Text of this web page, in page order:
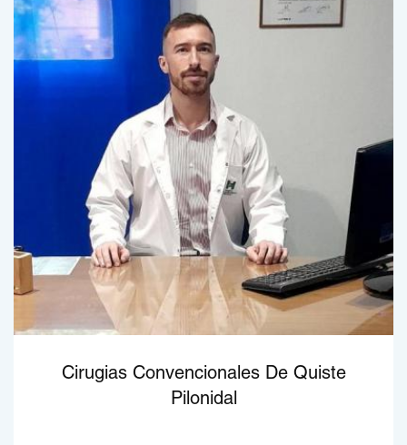
Cirugias Convencionales De Quiste
Pilonidal